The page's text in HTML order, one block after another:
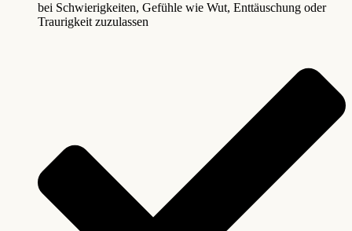
bei Schwierigkeiten, Gefühle wie Wut, Enttäuschung oder
Traurigkeit zuzulassen